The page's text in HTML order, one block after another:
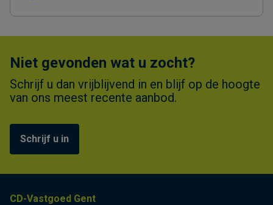
Niet gevonden wat u zocht?
Schrijf u dan vrijblijvend in en blijf op de hoogte
van ons meest recente aanbod.
Schrijf u in
CD-Vastgoed Gent